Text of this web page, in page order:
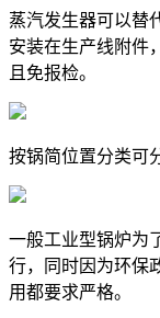
蒸汽发生器可以替
安装在生产线附件
且免报检。
按锅简位置分类可
一般工业型锅炉为
行，同时因为环保
用都要求严格。